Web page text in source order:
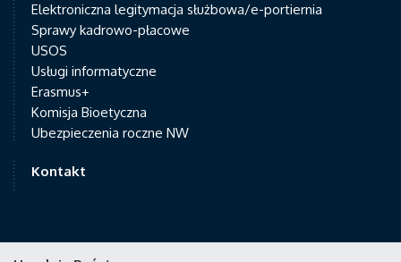
Elektroniczna legitymacja służbowa/e-portiernia
Sprawy kadrowo-płacowe
USOS
Usługi informatyczne
Erasmus+
Komisja Bioetyczna
Ubezpieczenia roczne NW
Kontakt